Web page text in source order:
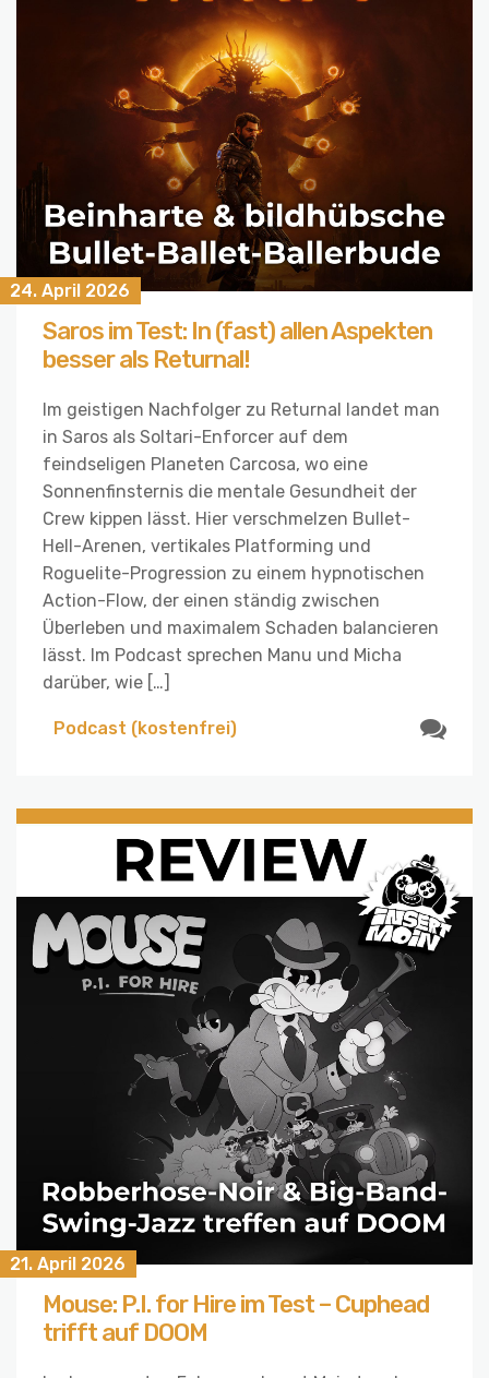
24. April 2026
Saros im Test: In (fast) allen Aspekten
besser als Returnal!
Im geistigen Nachfolger zu Returnal landet man
in Saros als Soltari-Enforcer auf dem
feindseligen Planeten Carcosa, wo eine
Sonnenfinsternis die mentale Gesundheit der
Crew kippen lässt. Hier verschmelzen Bullet-
Hell-Arenen, vertikales Platforming und
Roguelite-Progression zu einem hypnotischen
Action-Flow, der einen ständig zwischen
Überleben und maximalem Schaden balancieren
lässt. Im Podcast sprechen Manu und Micha
darüber, wie […]
Podcast (kostenfrei)
21. April 2026
Mouse: P.I. for Hire im Test – Cuphead
trifft auf DOOM